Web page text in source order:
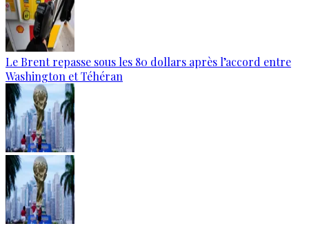
Le Brent repasse sous les 80 dollars après l’accord entre
Washington et Téhéran